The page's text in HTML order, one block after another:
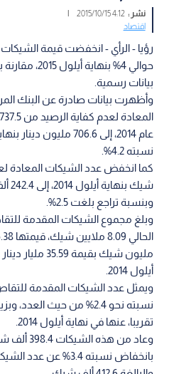
نشر :4:12 2015/10/15
|
اقتصاد
رؤيا - الرأي - انخفضت قيمة الشيكات
بيانات رسمية.
وأظهرت بيانات صادرة عن البنك
نسبته 4.2%.
وبنسبة تراجع بلغت 2.5%.
وبلغ مجموع الشيكات المقدمة
مليون شيك
أيلول 2014.
تقريبا، عنها في نهاية أيلول 2014.